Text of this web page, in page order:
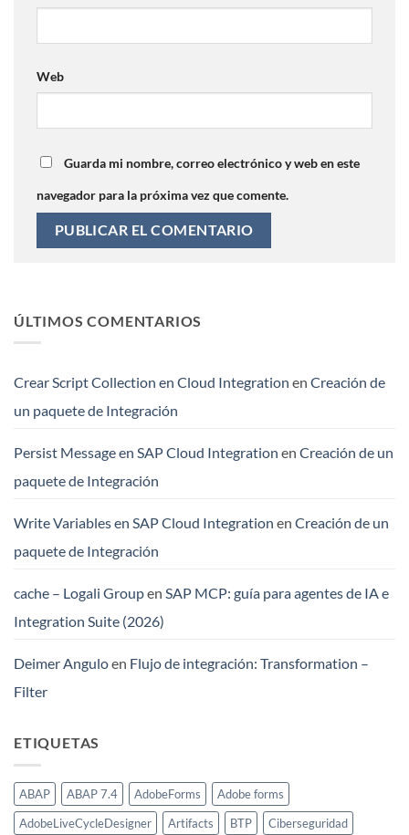
Web
Guarda mi nombre, correo electrónico y web en este
navegador para la próxima vez que comente.
ÚLTIMOS COMENTARIOS
Crear Script Collection en Cloud Integration en Creación de
un paquete de Integración
Persist Message en SAP Cloud Integration en Creación de un
paquete de Integración
Write Variables en SAP Cloud Integration en Creación de un
paquete de Integración
cache – Logali Groupen SAP MCP: guía para agentes de IA e
Integration Suite (2026)
Deimer Anguloen Flujo de integración: Transformation –
Filter
ETIQUETAS
ABAP ABAP 7.4 AdobeForms
Adobe forms
AdobeLiveCycleDesigner
Artifacts BTP
Ciberseguridad